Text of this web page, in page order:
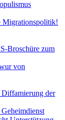
Migrationspolitik!
Broschüre zum
von
Diffamierung der